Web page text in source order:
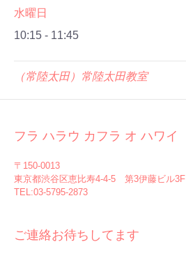
水曜日
10:15 - 11:45
（常陸太田）常陸太田教室
フラ ハラウ カフラ オ ハワイ
〒150-0013
東京都渋谷区恵比寿4-4-5 第3伊藤ビル3F
TEL:03-5795-2873
ご連絡お待ちしてます